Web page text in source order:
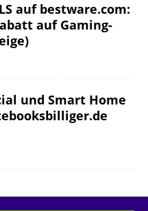
auf bestware.com:
auf Gaming-
und Smart Home